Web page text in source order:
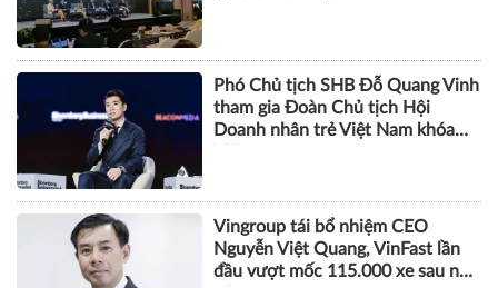
Phó Chủ tịch SHB Đỗ Quang Vinh
tham gia Đoàn Chủ tịch Hội
Doanh nhân trẻ Việt Nam khóa
Vingroup tái bổ nhiệm CEO
Nguyễn Việt Quang, VinFast lần
đầu vượt mốc 115.000 xe sau nửa